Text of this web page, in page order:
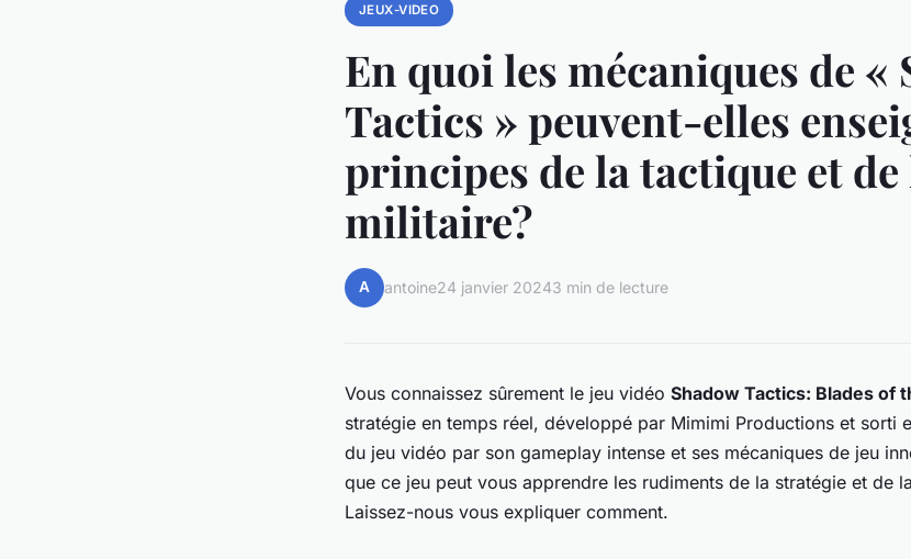
JEUX-VIDEO
En quoi les mécaniques de «
Tactics » peuvent-elles
principes de la tactique et
militaire?
A antoine24 janvier 20243 min de lecture
Vous connaissez sûrement le jeu vidéo Shadow Tactics: Blades of
stratégie en temps réel, développé par Mimimi Productions et sorti
du jeu vidéo par son gameplay intense et ses mécaniques de jeu
que ce jeu peut vous apprendre les rudiments de la stratégie et de
Laissez-nous vous expliquer comment.